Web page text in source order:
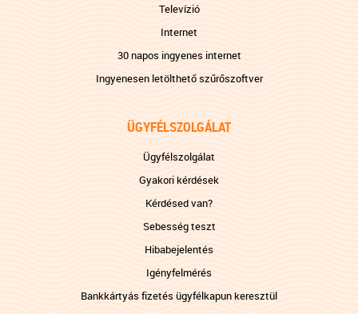
Televízió
Internet
30 napos ingyenes internet
Ingyenesen letölthető szűrőszoftver
ÜGYFÉLSZOLGÁLAT
Ügyfélszolgálat
Gyakori kérdések
Kérdésed van?
Sebesség teszt
Hibabejelentés
Igényfelmérés
Bankkártyás fizetés ügyfélkapun keresztül